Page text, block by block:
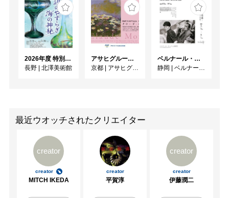
2026年度 特別展「ガレとドーム、アール･ヌーヴォーのガラス 水辺のやすらぎ、海の神秘」
長野 | 北澤美術館
アサヒグループ大山崎山荘美術館 開館30周年記念展「没後100年 クロード・モネ」
京都 | アサヒグループ大山崎山荘美術館
ベルナール・ビュフェと写真 ーカメラがとらえたビュフェとその時代、そして21 世紀へ
静岡 | ベルナール・ビュフェ美術館
最近ウオッチされたクリエイター
creator
creator
MITCH IKEDA
creator
平賀淳
creator
creator
伊藤潤二